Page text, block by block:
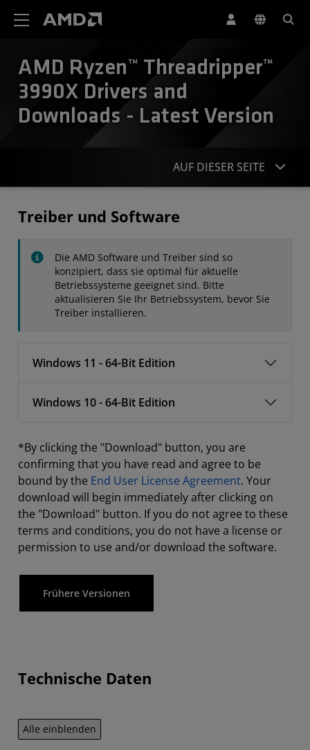
AMD Ryzen™ Threadripper™
3990X Drivers and
Downloads - Latest Version
AUF DIESER SEITE
Treiber und Software
Die AMD Software und Treiber sind so
konzipiert, dass sie optimal für aktuelle
Betriebssysteme geeignet sind. Bitte
aktualisieren Sie Ihr Betriebssystem, bevor Sie
Treiber installieren.
Windows 11 - 64-Bit Edition
Windows 10 - 64-Bit Edition
*By clicking the "Download" button, you are
confirming that you have read and agree to be
bound by the End User License Agreement. Your
download will begin immediately after clicking on
the "Download" button. If you do not agree to these
terms and conditions, you do not have a license or
permission to use and/or download the software.
Frühere Versionen
Technische Daten
Alle einblenden